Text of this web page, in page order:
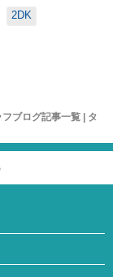
2DK
ブログ記事一覧 | タ